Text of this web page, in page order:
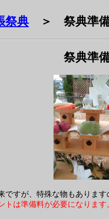
祭典 ＞ 祭典準
祭典準
すが、特殊な物もありま
トは準備料が必要になりま